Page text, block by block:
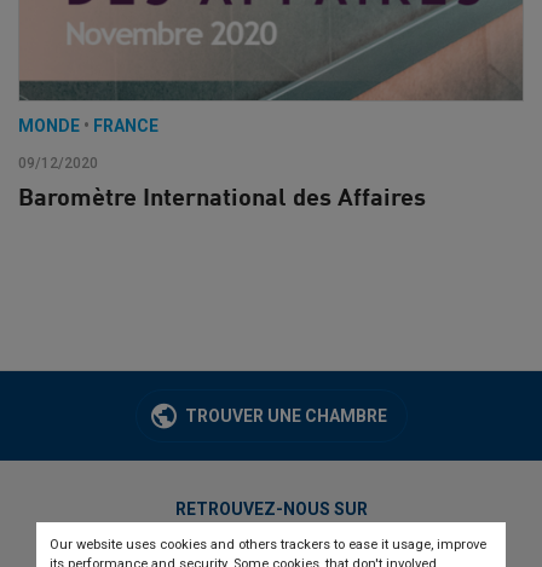
Our website uses cookies and others trackers to ease it usage, improve
its performance and security. Some cookies, that don't involved
MONDE • FRANCE
09/12/2020
Baromètre International des Affaires
TROUVER UNE CHAMBRE
RETROUVEZ-NOUS SUR
twitterlinkedinyoutube